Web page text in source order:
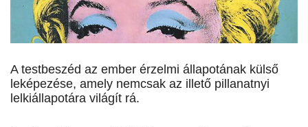
A testbeszéd az ember érzelmi állapotának külső
leképezése, amely nemcsak az illető pillanatnyi
lelkiállapotára világít rá.